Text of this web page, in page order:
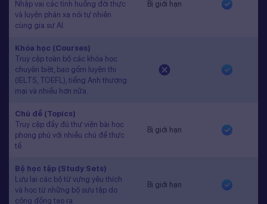
Nhập vai các tình huống đời thực
và luyện phản xạ nói tự nhiên
cùng gia sư AI.
Bị giới hạn
Khóa học (Courses)
Truy cập toàn bộ các khóa học
chuyên biệt, bao gồm luyện thi
(IELTS, TOEFL), tiếng Anh thương
mại và nhiều hơn nữa.
Chủ đề (Topics)
Truy cập đầy đủ thư viện bài học
phong phú với nhiều chủ đề thực
tế.
Bị giới hạn
Bộ học tập (Study Sets)
Lưu lại các bộ từ vựng yêu thích
và học từ những bộ sưu tập do
cộng đồng tạo ra.
Bị giới hạn